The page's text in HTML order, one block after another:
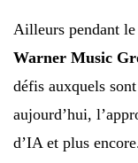
Ailleurs pendant le
Warner Music
défis auxquels
aujourd’hui,
d’IA et plus